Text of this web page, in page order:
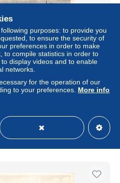
- Eglise St Martin - Rue -
- animé - Carte postale
Professional
purposes: to provide you
to ensure the security of
preferences in order to make
to compile statistics in order to
display videos and to enable
networks.
for the operation of our
to your preferences. More info